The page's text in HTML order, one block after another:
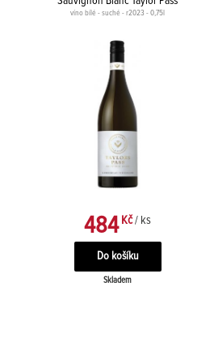
víno bílé - suché - r2023 - 0,75l
484 Kč / ks
Skladem